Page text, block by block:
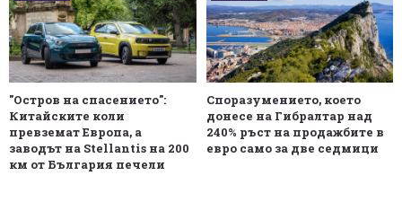
"Остров на спасението":
Китайските коли
превземат Европа, а
заводът на Stellantis на 200
км от България печели
Споразумението, което
донесе на Гибралтар над
240% ръст на продажбите в
евро само за две седмици